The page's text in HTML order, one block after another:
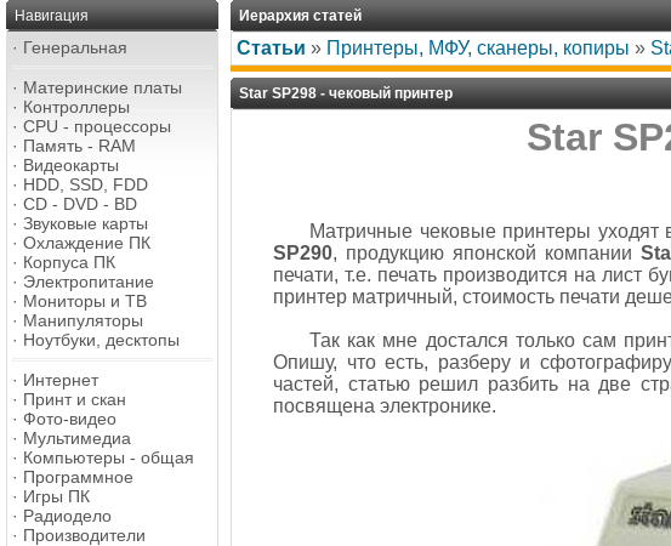
Навигация
· Генеральная
· Материнские платы
· Контроллеры
· CPU - процессоры
· Память - RAM
· Видеокарты
· HDD, SSD, FDD
· CD - DVD - BD
· Звуковые карты
· Охлаждение ПК
· Корпуса ПК
· Электропитание
· Мониторы и ТВ
· Манипуляторы
· Ноутбуки, десктопы
· Интернет
· Принт и скан
· Фото-видео
· Мультимедиа
· Компьютеры - общая
· Программное
· Игры ПК
· Радиодело
· Производители
Иерархия статей
Статьи » Принтеры, МФУ, сканеры, копиры »
Star SP298 - чековый принтер
Star
Матричные чековые принтеры уходят
SP290, продукцию японской компании
печати, т.е. печать производится на лист
принтер матричный, стоимость печати
Так как мне достался только сам
Опишу, что есть, разберу и
частей, статью решил разбить на две
посвящена электронике.